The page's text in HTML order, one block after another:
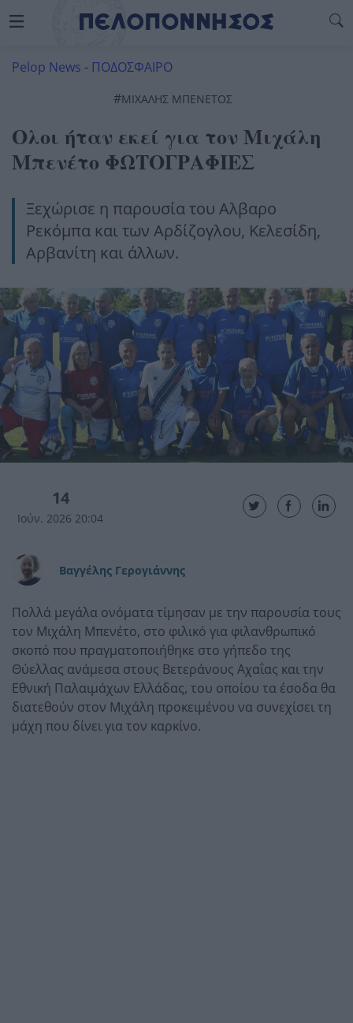
Pelop News - ΠΟΔΟΣΦΑΙΡΟ
#ΜΙΧΆΛΗΣ ΜΠΕΝΈΤΟΣ
Ολοι ήταν εκεί για τον Μιχάλη
Μπενέτο ΦΩΤΟΓΡΑΦΙΕΣ
Ξεχώρισε η παρουσία του Αλβαρο
Ρεκόμπα και των Αρδίζογλου, Κελεσίδη,
Αρβανίτη και άλλων.
14
Ιούν. 2026 20:04
Βαγγέλης Γερογιάννης
Πολλά μεγάλα ονόματα τίμησαν με την παρουσία τους
τον Μιχάλη Μπενέτο, στο φιλικό για φιλανθρωπικό
σκοπό που πραγματοποιήθηκε στο γήπεδο της
Θύελλας ανάμεσα στους Βετεράνους Αχαΐας και την
Εθνική Παλαιμάχων Ελλάδας, του οποίου τα έσοδα θα
διατεθούν στον Μιχάλη προκειμένου να συνεχίσει τη
μάχη που δίνει για τον καρκίνο.